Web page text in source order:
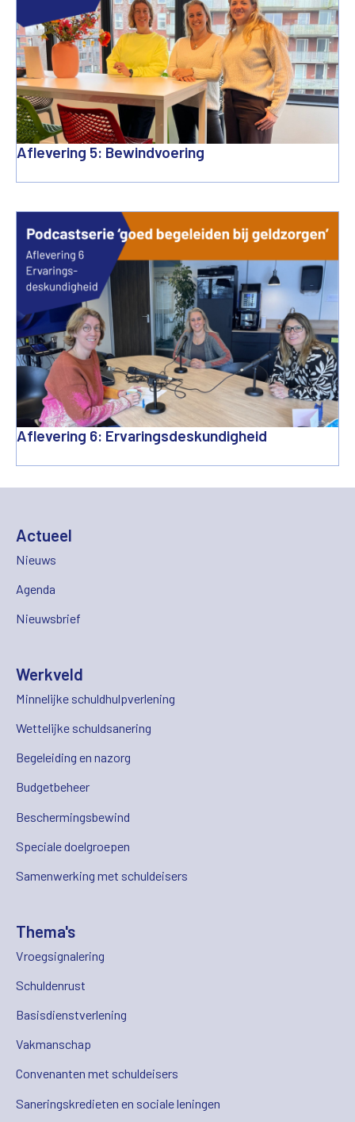
Aflevering 5: Bewindvoering
Aflevering 6: Ervaringsdeskundigheid
Actueel
Nieuws
Agenda
Nieuwsbrief
Werkveld
Minnelijke schuldhulpverlening
Wettelijke schuldsanering
Begeleiding en nazorg
Budgetbeheer
Beschermingsbewind
Speciale doelgroepen
Samenwerking met schuldeisers
Thema's
Vroegsignalering
Schuldenrust
Basisdienstverlening
Vakmanschap
Convenanten met schuldeisers
Saneringskredieten en sociale leningen